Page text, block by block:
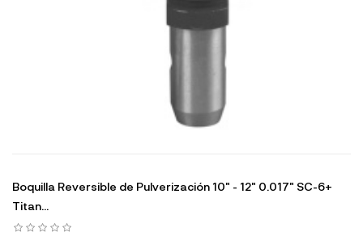
Boquilla Reversible de Pulverización 10" - 12" 0.017" SC-6+
Titan...